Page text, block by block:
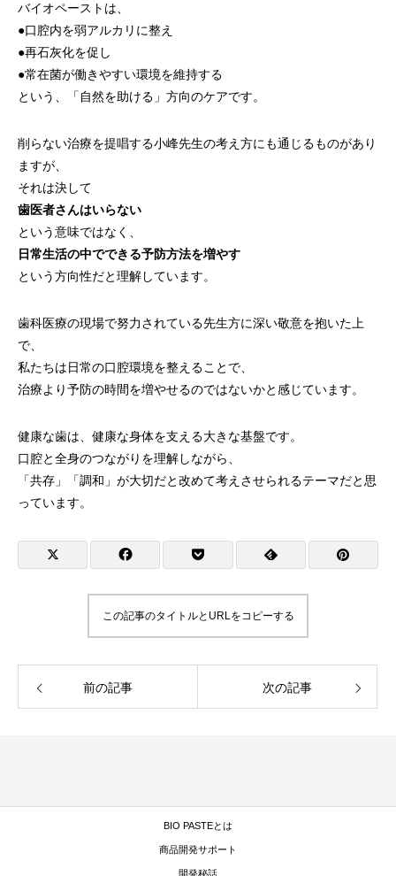
バイオペーストは、
●口腔内を弱アルカリに整え
●再石灰化を促し
●常在菌が働きやすい環境を維持する
という、「自然を助ける」方向のケアです。
削らない治療を提唱する小峰先生の考え方にも通じるものがあり
ますが、
それは決して
歯医者さんはいらない
という意味ではなく、
日常生活の中でできる予防方法を増やす
という方向性だと理解しています。
歯科医療の現場で努力されている先生方に深い敬意を抱いた上
で、
私たちは日常の口腔環境を整えることで、
治療より予防の時間を増やせるのではないかと感じています。
健康な歯は、健康な身体を支える大きな基盤です。
口腔と全身のつながりを理解しながら、
「共存」「調和」が大切だと改めて考えさせられるテーマだと思
っています。
この記事のタイトルとURLをコピーする
前の記事 次の記事
BIO PASTEとは
商品開発サポート
開発秘話